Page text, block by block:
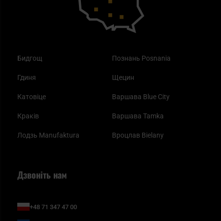
Бидгощ
Гдиня
Катовіце
Краків
Лодзь Manufaktura
Познань Posnania
Щецин
Варшава Blue City
Варшава Tamka
Вроцлав Bielany
Дзвоніть нам
+48 71 347 47 00